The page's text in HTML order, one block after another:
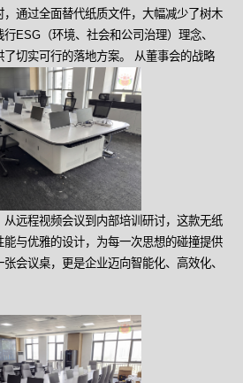
通过全面替代纸质文件，大幅减少了树木
ESG（环境、社会和公司治理）理念、
切实可行的落地方案。 从董事会的战略
远程视频会议到内部培训研讨，这款无纸
与优雅的设计，为每一次思想的碰撞提供
会议桌，更是企业迈向智能化、高效化、